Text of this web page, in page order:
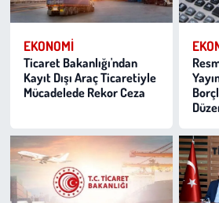
EKONOMI
Ticaret Bakanlığı'ndan
Kayıt Dışı Araç Ticaretiyle
Mücadelede Rekor Ceza